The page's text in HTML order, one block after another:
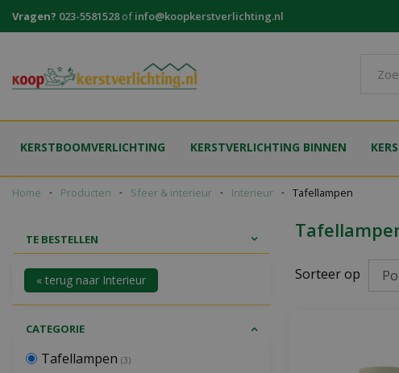
naar
Home Producten Sfeer & interieur Interieur Tafellampen
Vragen? 023-5581528ofinfo@koopkerstverlichting.nl
KERSTBOOMVERLICHTING KERSTVERLICHTING BINNEN
Sorteer op
TE BESTELLEN
« terug naar Interieur
CATEGORIE
Tafellampen (3)